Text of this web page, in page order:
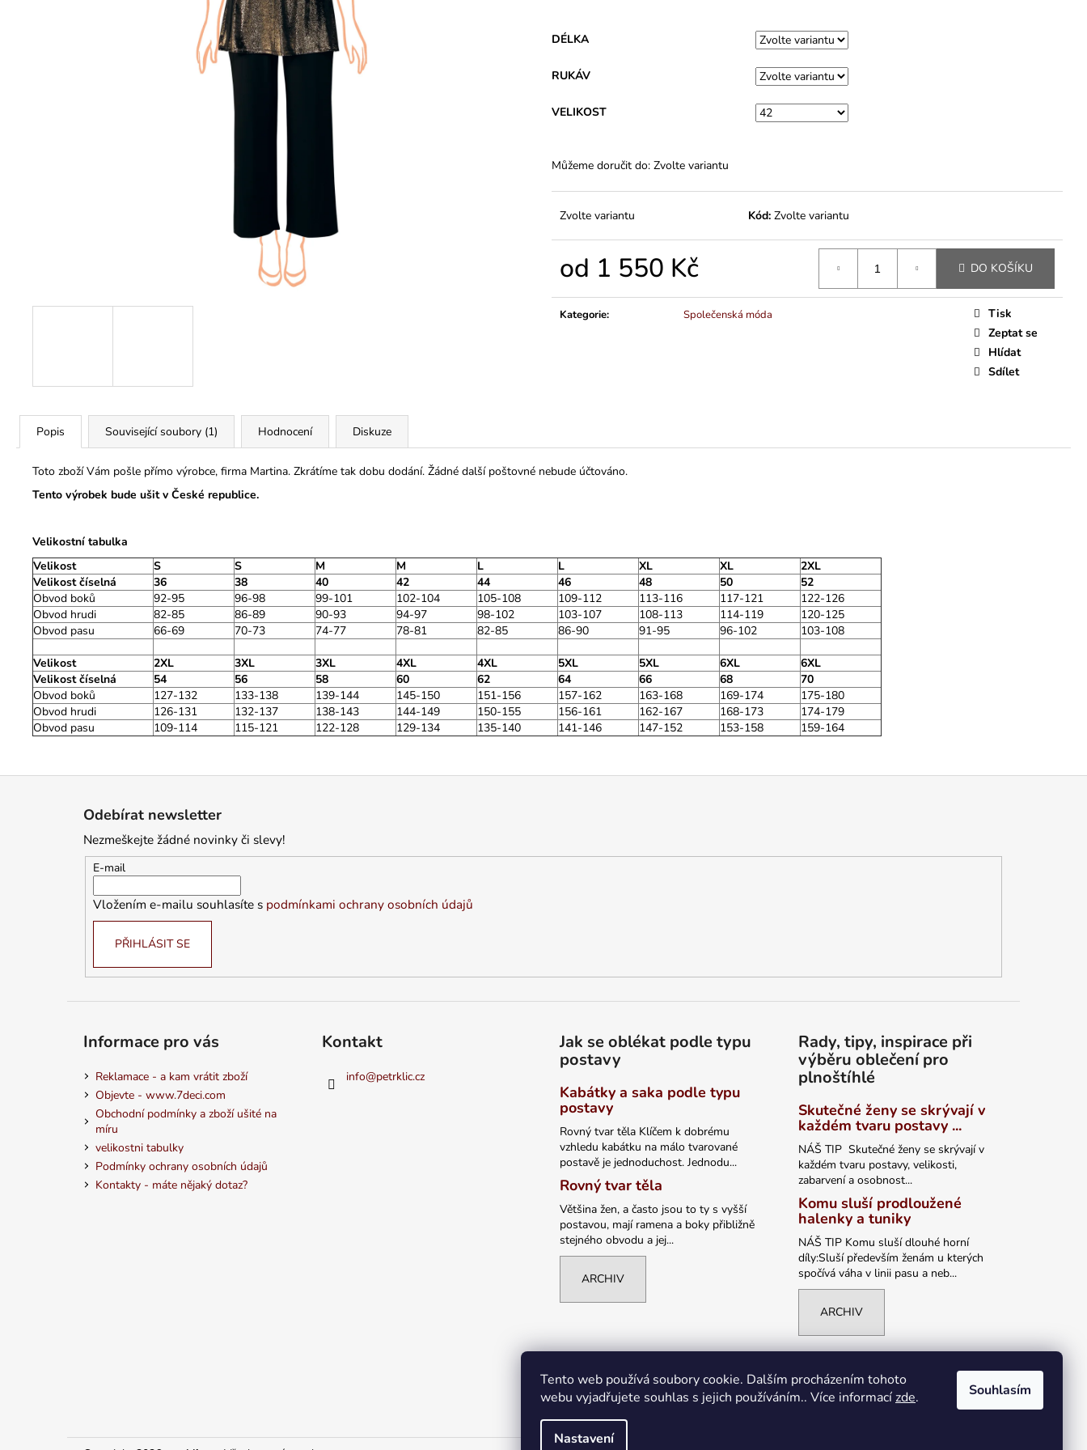
Tento web používá soubory cookie. Dalším procházením tohoto
webu vyjadřujete souhlas s jejich používáním.. Více informacízde.
Nastavení
Souhlasím
DÉLKA
RUKÁV
VELIKOST
Můžeme doručit do: Zvolte variantu
Zvolte variantu Kód: Zvolte variantu
od 1 550 Kč DO KOŠÍKU
Kategorie: Společenská móda
Tisk
Zeptat se
Hlídat
Sdílet
Popis Související soubory (1) Hodnocení Diskuze
Toto zboží Vám pošle přímo výrobce, firma Martina. Zkrátíme tak dobu dodání. Žádné další poštovné nebude účtováno.
Tento výrobek bude ušit v České republice.
Velikostní tabulka
Velikost
S S M M L L XL XL
2XL
Velikost číselná
36 38 40 42 44 46 48 50
52
Obvod boků
92-95 96-98 99-101 102-104 105-108 109-112 113-116 117-121
122-126
Obvod hrudi
82-85 86-89 90-93 94-97 98-102 103-107 108-113 114-119
120-125
Obvod pasu
66-69 70-73 74-77 78-81 82-85 86-90 91-95 96-102 103-108
Velikost 2XL 3XL 3XL 4XL 4XL 5XL 5XL 6XL
6XL
Velikost číselná
54 56 58 60 62 64 66 68
70
Obvod boků
127-132 133-138 139-144 145-150 151-156 157-162 163-168 169-174
175-180
Obvod hrudi
126-131 132-137 138-143 144-149 150-155 156-161 162-167 168-173
174-179
Obvod pasu
109-114 115-121 122-128 129-134 135-140 141-146 147-152 153-158 159-164
1 200 Kč
Odebírat newsletter
Nezmeškejte žádné novinky či slevy!
E-mail
Vložením e-mailu souhlasíte s podmínkami ochrany osobních údajů
PŘIHLÁSIT SE
Informace pro vás
Reklamace - a kam vrátit zboží
Objevte - www.7deci.com
Obchodní podmínky a zboží ušité na
míru
velikostni tabulky
Podmínky ochrany osobních údajů
Kontakty - máte nějaký dotaz?
Kontakt
info@petrklic.cz
Jak se oblékat podle typu
postavy
Kabátky a saka podle typu
postavy
Rovný tvar těla Klíčem k dobrému
vzhledu kabátku na málo tvarované
postavě je jednoduchost. Jednodu...
Rovný tvar těla
Většina žen, a často jsou to ty s vyšší
postavou, mají ramena a boky přibližně
stejného obvodu a jej...
ARCHIV
Rady, tipy, inspirace při
výběru oblečení pro
plnoštíhlé
Skutečné ženy se skrývají v
každém tvaru postavy ...
NÁŠ TIP Skutečné ženy se skrývají v
každém tvaru postavy, velikosti,
zabarvení a osobnost...
Komu sluší prodloužené
halenky a tuniky
NÁŠ TIP Komu sluší dlouhé horní
díly:Sluší především ženám u kterých
spočívá váha v linii pasu a neb...
ARCHIV